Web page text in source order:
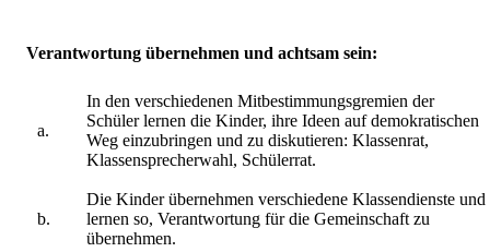
Verantwortung übernehmen und achtsam sein:
a.
In den verschiedenen Mitbestimmungsgremien der
Schüler lernen die Kinder, ihre Ideen auf demokratischen
Weg einzubringen und zu diskutieren: Klassenrat,
Klassensprecherwahl, Schülerrat.
b.
Die Kinder übernehmen verschiedene Klassendienste und
lernen so, Verantwortung für die Gemeinschaft zu
übernehmen.